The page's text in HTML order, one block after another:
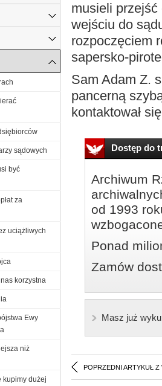
musieli
wejściu do
rozpoczęciem
sapersko-
Sam Adam Z.
pancerną
kontaktował
Dostęp do
Archiwum
od 1993
Ponad
Zamów
Masz już
POPRZEDNI ARTYKUŁ Z
sądowych
być
za
uciążliwych
korzystna
Ewy
niż
kupimy dużej